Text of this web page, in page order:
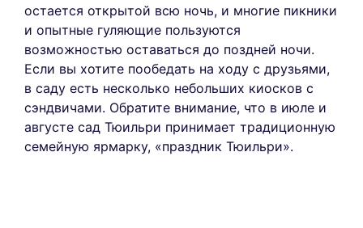
остается открытой всю ночь, и многие пикники
и опытные гуляющие пользуются
возможностью оставаться до поздней ночи.
Если вы хотите пообедать на ходу с друзьями,
в саду есть несколько небольших киосков с
сэндвичами. Обратите внимание, что в июле и
августе сад Тюильри принимает традиционную
семейную ярмарку, «праздник Тюильри».